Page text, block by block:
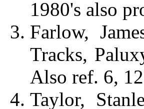
1980's also
Farlow,
Tracks,
Also ref. 6,
Taylor,